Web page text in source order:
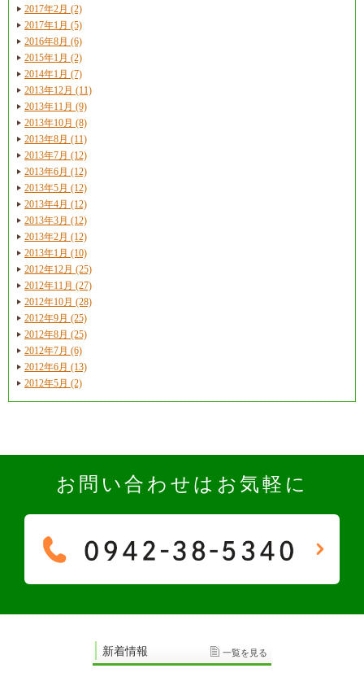
2017年2月 (2)
2017年1月 (5)
2016年8月 (6)
2015年1月 (2)
2014年1月 (7)
2013年12月 (11)
2013年11月 (9)
2013年10月 (8)
2013年8月 (11)
2013年7月 (12)
2013年6月 (12)
2013年5月 (12)
2013年4月 (12)
2013年3月 (12)
2013年2月 (12)
2013年1月 (10)
2012年12月 (25)
2012年11月 (27)
2012年10月 (28)
2012年9月 (25)
2012年8月 (25)
2012年7月 (6)
2012年6月 (13)
2012年5月 (2)
お問い合わせはお気軽に
新着情報 一覧を見る